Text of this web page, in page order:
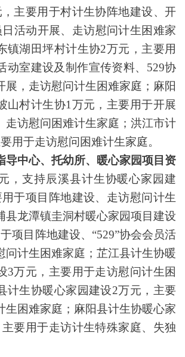
主要用于村计生协阵地建设、开
活动开展、走访慰问计生困难家
镇湖田坪村计生协2万元，主要用
动室建设及制作宣传资料、 529协
展，走访慰问计生困难家庭； 麻阳
山村计生协1万元，主要用于开展
走访慰问困难计生家庭；洪江市计
用于走访慰问困难计生家庭。
导中心、托幼所、暖心家园项目资
，支持辰溪县计生协暖心家园建
于项目阵地建设、走访慰问计生
县龙潭镇圭洞村暖心家园项目建设
项目阵地建设、“529”协会会员活
计生困难家庭； 芷江县计生协暖
3万元，主要用于走访慰问计生困
计生协暖心家园建设2万元，主要
生困难家庭；麻阳县计生协暖心家
要用于走访计生特殊家庭、失独